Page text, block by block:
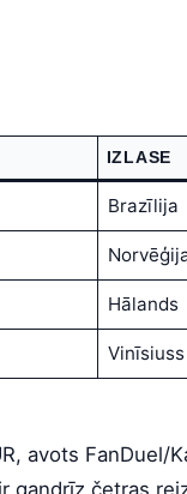
IZLASE
Brazīlija
Hālands
avots
gandrīz četras